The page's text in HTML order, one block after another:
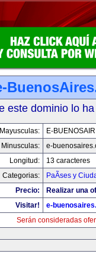
este dominio lo
Mayusculas:
E-
Minusculas:
e-
Longitud:
13 caracteres
Categorias:
PaÃ­ses y
Precio:
Realizar una
Visitar!
e-
Serán consideradas